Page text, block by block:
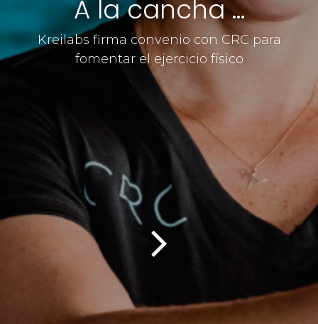
A la cancha ...
Kreilabs firma convenio con CRC para
fomentar el ejercicio físico